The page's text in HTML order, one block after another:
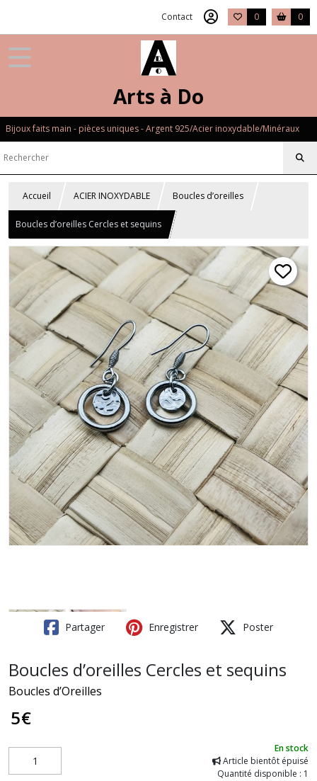
Contact 0 0
Arts à Do
Bijoux faits main - pièces uniques - Argent 925/Acier inoxydable/Minéraux
Accueil ACIER INOXYDABLE Boucles d’oreilles
Boucles d’oreilles Cercles et sequins
Partager Enregistrer Poster
Boucles d’oreilles Cercles et sequins
Boucles d’Oreilles
5€
En stock
Article bientôt épuisé
Quantité disponible : 1